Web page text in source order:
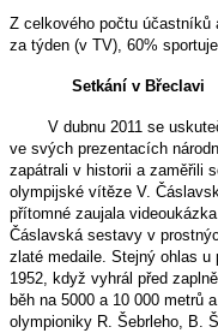
Z celkového počtu účastníků
za týden (v TV), 60%
Setkání v
V dubnu 2011 se
ve svých prezentacích
zapátrali v historii a zaměřili
olympijské vítěze V.
přítomné zaujala
Čáslavská sestavy v
zlaté medaile. Stejný ohlas
1952, když vyhrál před
běh na 5000 a 10 000 metrů
olympioniky R. Šebrleho, B.